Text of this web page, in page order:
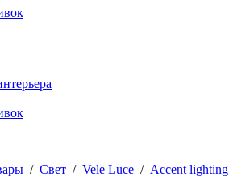
/ Свет / Vele Luce / Accent lighting